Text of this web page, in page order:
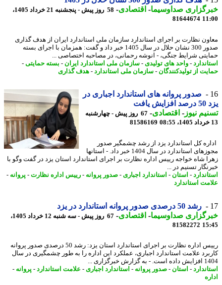
صداوسیما-اقتصادی-
58 روز پیش - پنجشنبه 21 خرداد 1405،
81644674
نظارت بر اجرای استاندارد سازمان ملی استاندارد ایران از هدف گذاری
صدور 300 نشان حلال در سال 1405 خبر داد و گفت: همزمان با اجرای بسته
شرایط جنگی، - انوشه رحمانی، در مصاحبه اختصاصی ...
- واحد های تولیدی-سازمان ملی استاندارد ایران - بسته حمایتی-
از تولیدکنندگان-سازمان ملی استاندارد- هدف گذاری
صدور پروانه های استاندارد اجباری در
نیوز-اقتصادی-
67 روز پیش - چهارشنبه
81586169
کل استاندارد یزد از رشد چشمگیر صدور
مجوزهای استاندارد در سال 1404 خبر داد. - استانها
شاه خواجه رییس اداره نظارت بر اجرای استاندارد استان یزد در گفت وگو با
تسنیم در ...
- استان-استاندارد اجباری- صدور پروانه - رییس اداره نظارت- پروانه -
استاندارد
رشد 50 درصدی صدور پروانه استاندارد در یزد
صداوسیما-اقتصادی-
67 روز پیش - سه شنبه 12 خرداد 1405،
81582272
رییس اداره نظارت بر اجرای استاندارد استان یزد: رشد 50 درصدی صدور پروانه
علامت استاندارد اجباری، عملکرد این اداره را به طور چشمگیری در سال
خبرگزاری ...
- استان-صدور پروانه - استاندارد اجباری- علامت استاندارد- پروانه -